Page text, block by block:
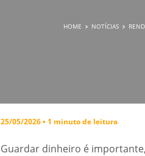
HOME NOTÍCIAS
25/05/2026 • 1 minuto de leitura
Guardar dinheiro é